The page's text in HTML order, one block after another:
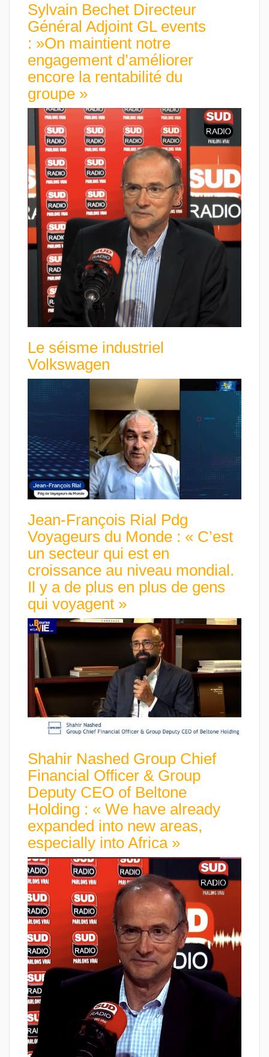
Sylvain Bechet Directeur
Général Adjoint GL events
: »On maintient notre
engagement d’améliorer
encore la rentabilité du
groupe »
Le séisme industriel
Volkswagen
Jean-François Rial Pdg
Voyageurs du Monde : « C’est
un secteur qui est en
croissance au niveau mondial.
Il y a de plus en plus de gens
qui voyagent »
Shahir Nashed Group Chief
Financial Officer & Group
Deputy CEO of Beltone
Holding : « We have already
expanded into new areas,
especially into Africa »